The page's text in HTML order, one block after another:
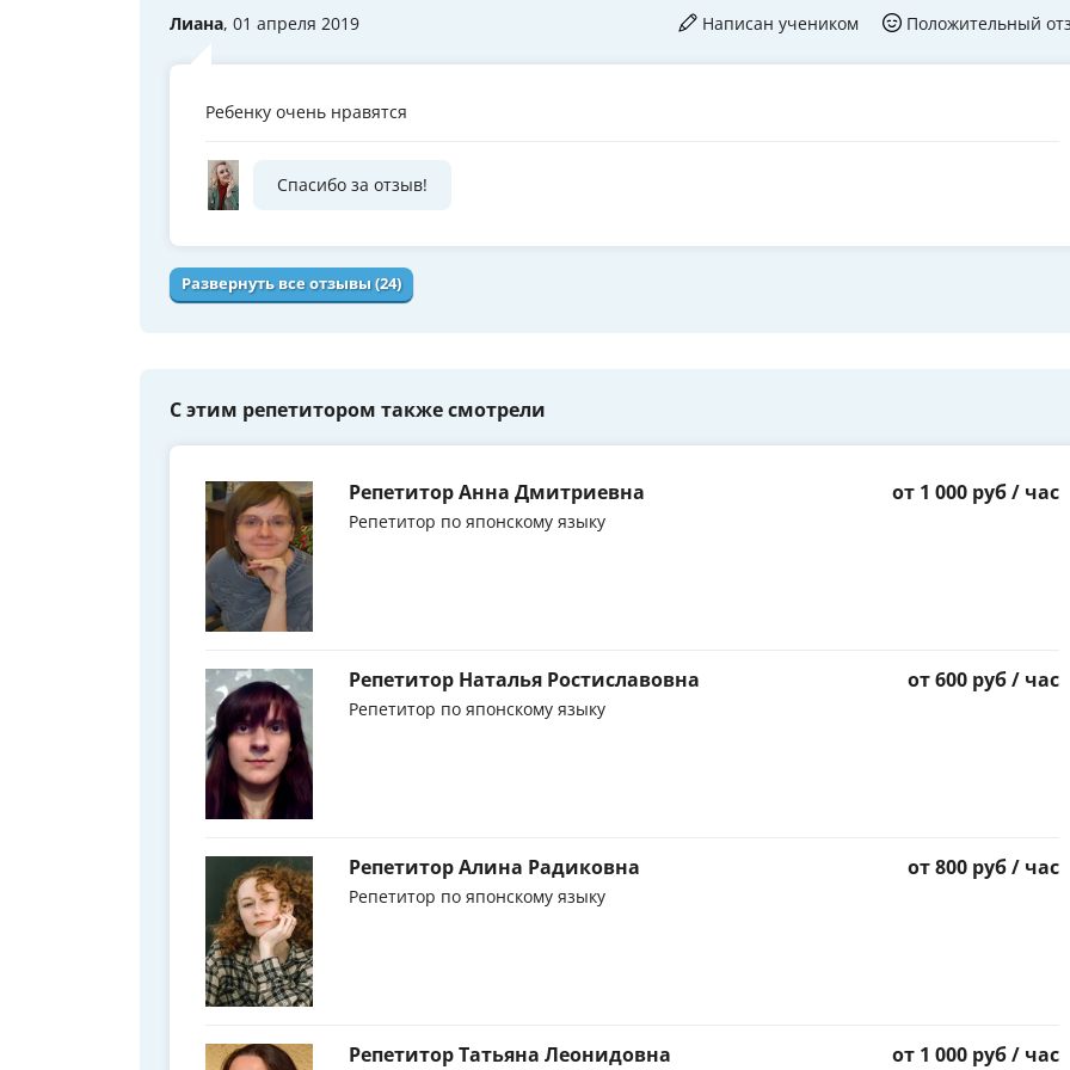
Лиана, 01 апреля 2019 Написан учеником Положительный
Ребенку очень нравятся
Спасибо за отзыв!
Развернуть все отзывы (24)
С этим репетитором также смотрели
Репетитор Анна Дмитриевна
Репетитор по японскому языку
от 1 000 руб / час
Репетитор Наталья Ростиславовна
Репетитор по японскому языку
от 600 руб / час
Репетитор Алина Радиковна
Репетитор по японскому языку
от 800 руб / час
Репетитор Татьяна Леонидовна от 1 000 руб / час